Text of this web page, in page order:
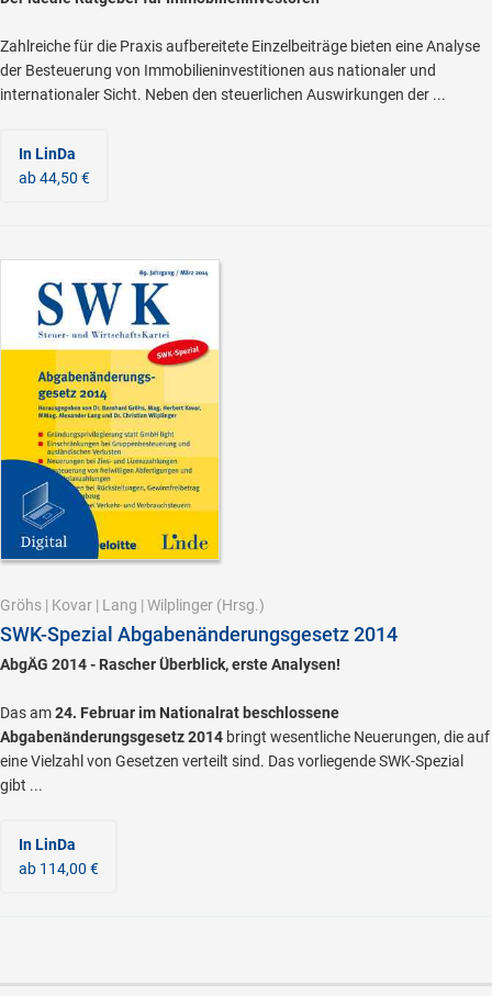
Zahlreiche für die Praxis aufbereitete Einzelbeiträge bieten eine Analyse
der Besteuerung von Immobilieninvestitionen aus nationaler und
internationaler Sicht. Neben den steuerlichen Auswirkungen der ...
In LinDa
ab 44,50 €
Gröhs | Kovar | Lang | Wilplinger (Hrsg.)
SWK-Spezial Abgabenänderungsgesetz 2014
AbgÄG 2014 - Rascher Überblick, erste Analysen!
Das am24. Februar im Nationalrat beschlossene
Abgabenänderungsgesetz 2014 bringt wesentliche Neuerungen, die auf
eine Vielzahl von Gesetzen verteilt sind. Das vorliegende SWK-Spezial
gibt ...
In LinDa
ab 114,00 €